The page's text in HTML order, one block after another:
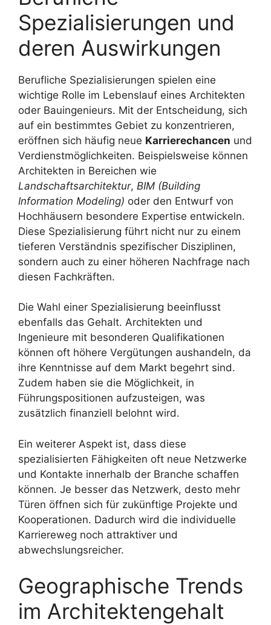
Spezialisierungen und
deren Auswirkungen
Berufliche Spezialisierungen spielen eine
wichtige Rolle im Lebenslauf eines Architekten
oder Bauingenieurs. Mit der Entscheidung, sich
auf ein bestimmtes Gebiet zu konzentrieren,
eröffnen sich häufig neue Karrierechancen und
Verdienstmöglichkeiten. Beispielsweise können
Architekten in Bereichen wie
Landschaftsarchitektur, BIM (Building
Information Modeling) oder den Entwurf von
Hochhäusern besondere Expertise entwickeln.
Diese Spezialisierung führt nicht nur zu einem
tieferen Verständnis spezifischer Disziplinen,
sondern auch zu einer höheren Nachfrage nach
diesen Fachkräften.
Die Wahl einer Spezialisierung beeinflusst
ebenfalls das Gehalt. Architekten und
Ingenieure mit besonderen Qualifikationen
können oft höhere Vergütungen aushandeln, da
ihre Kenntnisse auf dem Markt begehrt sind.
Zudem haben sie die Möglichkeit, in
Führungspositionen aufzusteigen, was
zusätzlich finanziell belohnt wird.
Ein weiterer Aspekt ist, dass diese
spezialisierten Fähigkeiten oft neue Netzwerke
und Kontakte innerhalb der Branche schaffen
können. Je besser das Netzwerk, desto mehr
Türen öffnen sich für zukünftige Projekte und
Kooperationen. Dadurch wird die individuelle
Karriereweg noch attraktiver und
abwechslungsreicher.
Geographische Trends
im Architektengehalt